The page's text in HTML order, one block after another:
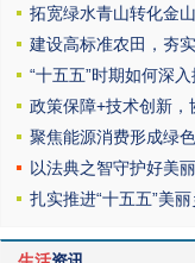
拓宽绿水青山转化金
建设高标准农田，夯
“十五五”时期如何深
政策保障+技术创新
聚焦能源消费形成绿
以法典之智守护好美
扎实推进“十五五”美